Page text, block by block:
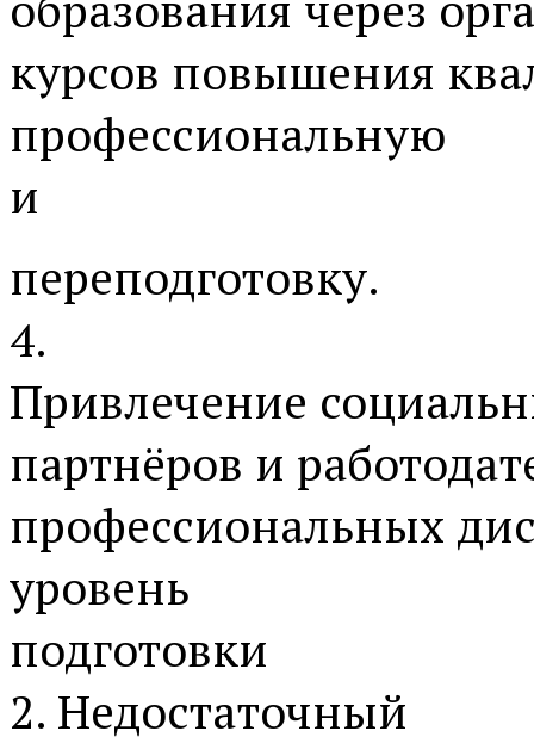
курсов повышения
профессиональную
и
переподготовку.
4.
Привлечение
партнёров и
профессиональных
уровень
подготовки
2. Недостаточный